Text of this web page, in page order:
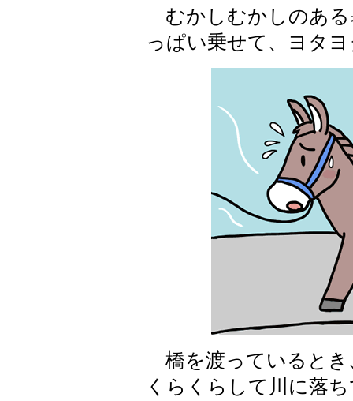
むかしむかしのある
っぱい乗せて、ヨタ
橋を渡っているとき
くらくらして川に落